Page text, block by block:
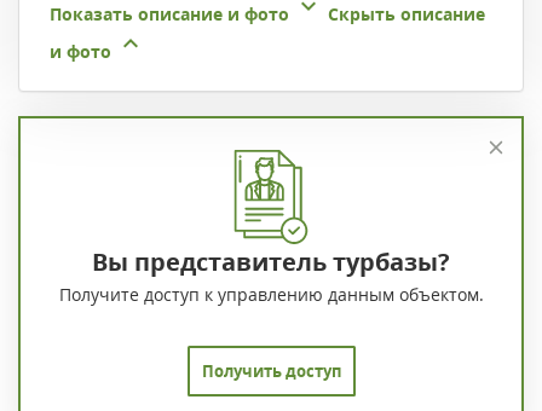
Показать описание и фото
Скрыть описание
и фото
Вы представитель турбазы?
Получите доступ к управлению данным объектом.
Получить доступ